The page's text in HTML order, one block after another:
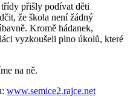
přišly podívat děti
že škola není žádný
Kromě hádanek,
vyzkoušeli plno úkolů, které
na ně.
www.semice2.rajce.net